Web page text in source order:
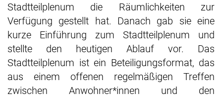
Stadtteilplenum die Räumlichkeiten zur
Verfügung gestellt hat. Danach gab sie eine
kurze Einführung zum Stadtteilplenum und
stellte den heutigen Ablauf vor. Das
Stadtteilplenum ist ein Beteiligungsformat, das
aus einem offenen regelmäßigen Treffen
zwischen Anwohner*innen und den